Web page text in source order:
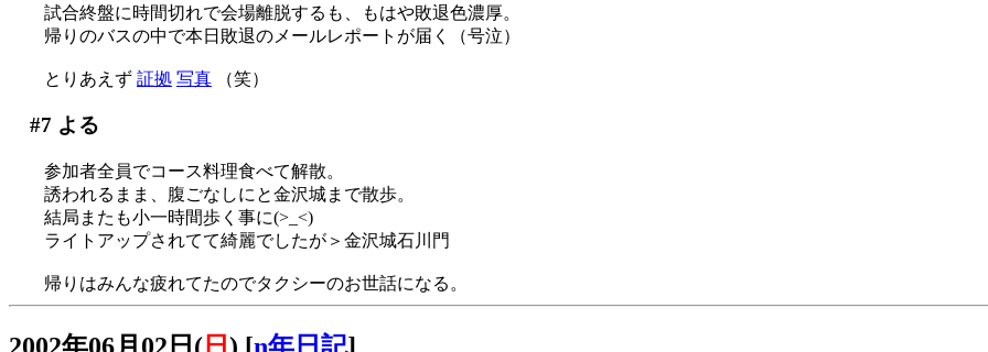
試合終盤に時間切れで会場離脱するも、もはや敗退色濃厚。
帰りのバスの中で本日敗退のメールレポートが届く（号泣）
とりあえず 証拠 写真 （笑）
#7 よる
参加者全員でコース料理食べて解散。
誘われるまま、腹ごなしにと金沢城まで散歩。
結局またも小一時間歩く事に(>_<)
ライトアップされてて綺麗でしたが＞金沢城石川門
帰りはみんな疲れてたのでタクシーのお世話になる。